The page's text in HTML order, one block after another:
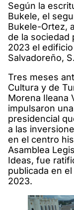
Según la
Bukele, el
Bukele-Ortez,
de la sociedad
2023 el
Salvadoreño,
Tres meses
Cultura y de
Morena Ileana
impulsaron
presidencial
a las
en el centro
Asamblea
Ideas, fue
publicada en
2023.